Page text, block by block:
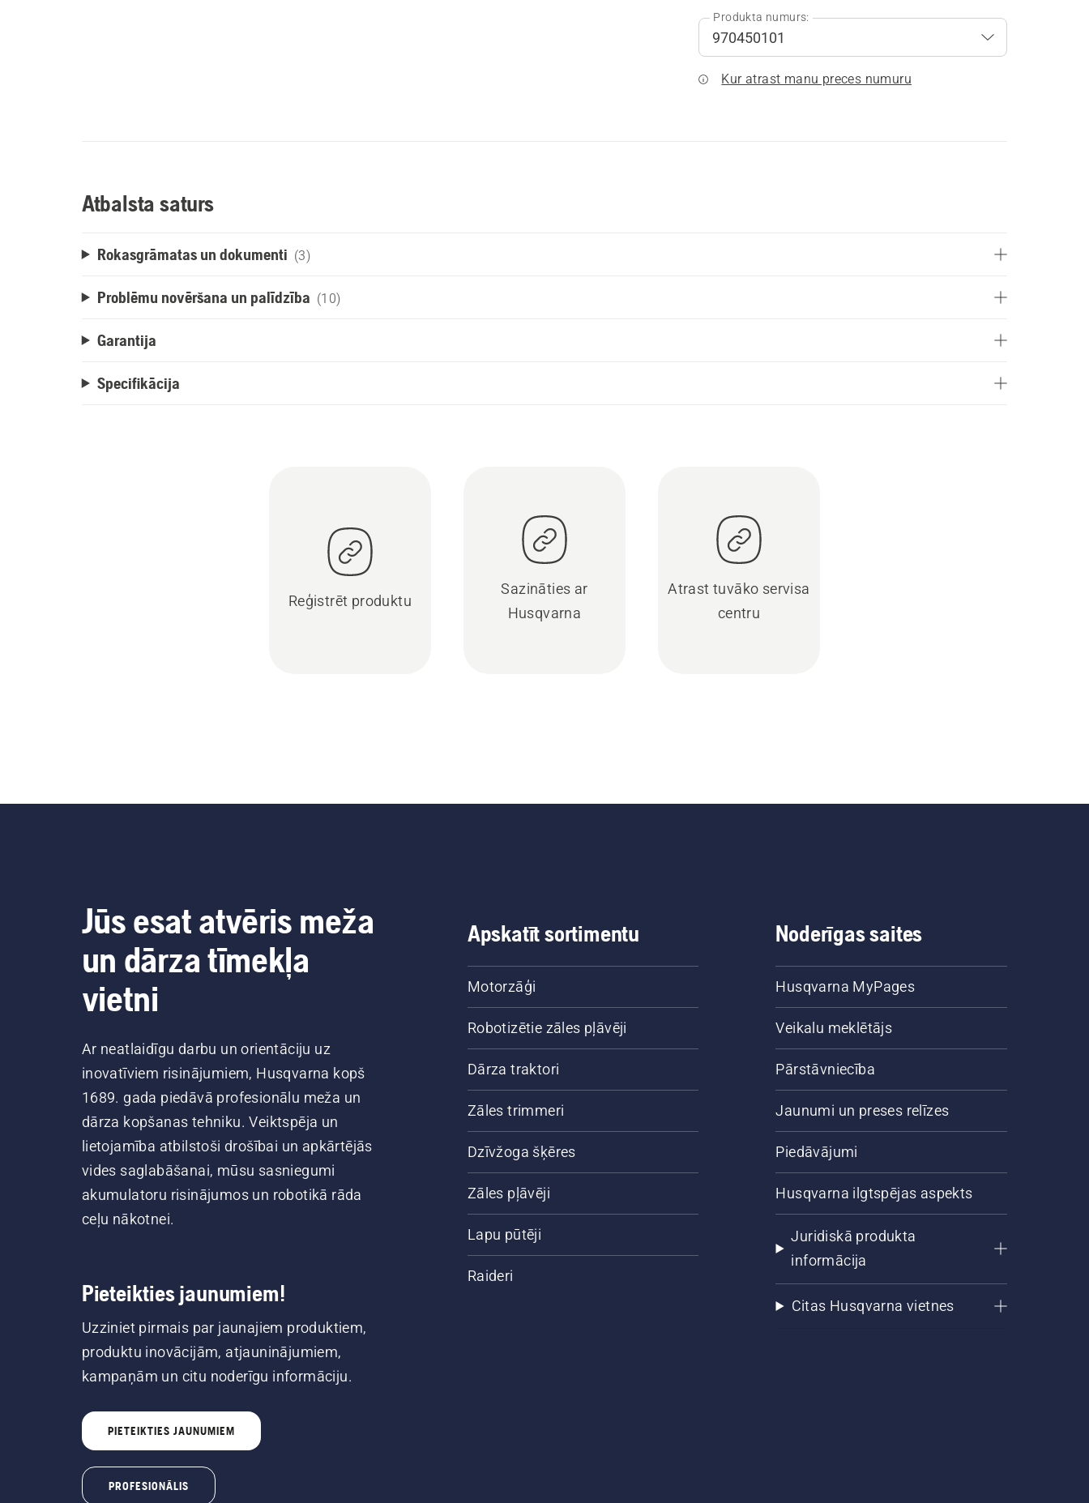
Produkta numurs:
Kur atrast manu preces numuru
Atbalsta saturs
Rokasgrāmatas un dokumenti (3)
Problēmu novēršana un palīdzība (10)
Garantija
Specifikācija
Reģistrēt produktu
Sazināties ar
Husqvarna
Atrast tuvāko servisa
centru
Jūs esat atvēris meža
un dārza tīmekļa
vietni
Ar neatlaidīgu darbu un orientāciju uz
inovatīviem risinājumiem, Husqvarna kopš
1689. gada piedāvā profesionālu meža un
dārza kopšanas tehniku. Veiktspēja un
lietojamība atbilstoši drošībai un apkārtējās
vides saglabāšanai, mūsu sasniegumi
akumulatoru risinājumos un robotikā rāda
ceļu nākotnei.
Pieteikties jaunumiem!
Uzziniet pirmais par jaunajiem produktiem,
produktu inovācijām, atjauninājumiem,
kampaņām un citu noderīgu informāciju.
PIETEIKTIES JAUNUMIEM
PROFESIONĀLIS
Apskatīt sortimentu
Motorzāģi
Robotizētie zāles pļāvēji
Dārza traktori
Zāles trimmeri
Dzīvžoga šķēres
Zāles pļāvēji
Lapu pūtēji
Raideri
Noderīgas saites
Husqvarna MyPages
Veikalu meklētājs
Pārstāvniecība
Jaunumi un preses relīzes
Piedāvājumi
Husqvarna ilgtspējas aspekts
Juridiskā produkta
informācija
Citas Husqvarna vietnes